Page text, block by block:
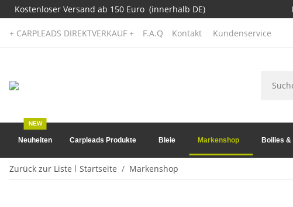
Kostenloser Versand ab 150 Euro (innerhalb DE)
+ CARPLEADS DIREKTVERKAUF + F.A.Q Kontakt Kundenservice
Neuheiten
NEW
Carpleads Produkte Bleie Markenshop Boilies &
Zurück zur Liste Startseite Markenshop